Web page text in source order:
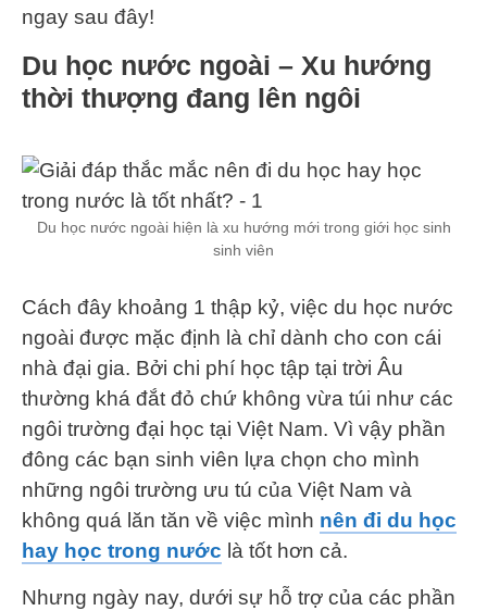
ngay sau đây!
Du học nước ngoài – Xu hướng
thời thượng đang lên ngôi
Du học nước ngoài hiện là xu hướng mới trong giới học sinh
sinh viên
Cách đây khoảng 1 thập kỷ, việc du học nước
ngoài được mặc định là chỉ dành cho con cái
nhà đại gia. Bởi chi phí học tập tại trời Âu
thường khá đắt đỏ chứ không vừa túi như các
ngôi trường đại học tại Việt Nam. Vì vậy phần
đông các bạn sinh viên lựa chọn cho mình
những ngôi trường ưu tú của Việt Nam và
không quá lăn tăn về việc mình nên đi du học
hay học trong nước là tốt hơn cả.
Nhưng ngày nay, dưới sự hỗ trợ của các phần